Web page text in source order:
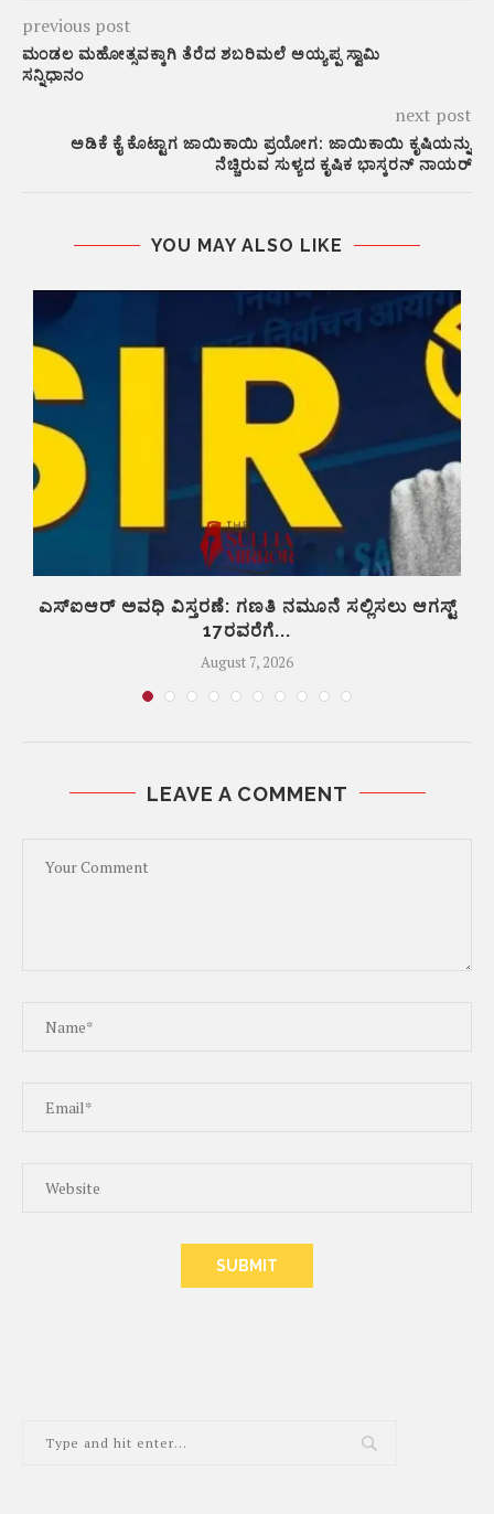
previous post
ಮಂಡಲ ಮಹೋತ್ಸವಕ್ಕಾಗಿ ತೆರೆದ ಶಬರಿಮಲೆ ಅಯ್ಯಪ್ಪ ಸ್ವಾಮಿ
ಸನ್ನಿಧಾನಂ
next post
ಅಡಿಕೆ ಕೈ ಕೊಟ್ಟಾಗ ಜಾಯಿಕಾಯಿ ಪ್ರಯೋಗ: ಜಾಯಿಕಾಯಿ ಕೃಷಿಯನ್ನು
ನೆಚ್ಚಿರುವ ಸುಳ್ಯದ ಕೃಷಿಕ ಭಾಸ್ಕರನ್ ನಾಯರ್
YOU MAY ALSO LIKE
ಎಸ್‌ಐಆರ್‌ ಅವಧಿ ವಿಸ್ತರಣೆ: ಗಣತಿ ನಮೂನೆ ಸಲ್ಲಿಸಲು ಆಗಸ್ಟ್‌
17ರವರೆಗೆ...
August 7, 2026
LEAVE A COMMENT